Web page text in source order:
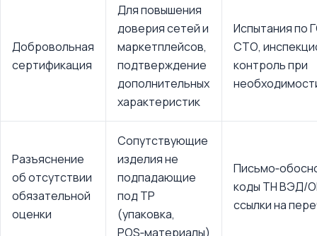
Добровольная
сертификация
Для повышения
доверия сетей и
маркетплейсов,
подтверждение
дополнительных
характеристик
Испытания по
СТО,
контроль при
Разъяснение
об отсутствии
обязательной
оценки
Сопутствующие
изделия не
подпадающие
под ТР
(упаковка,
POS‑материалы)
коды ТН ВЭД/
ссылки на